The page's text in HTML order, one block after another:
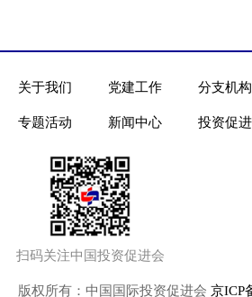
关于我们 党建工作 分支机构
专题活动 新闻中心 投资促进
扫码关注中国投资促进会
版权所有：中国国际投资促进会 京ICP